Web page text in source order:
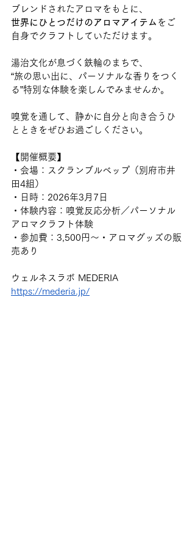
ブレンドされたアロマをもとに、
世界にひとつだけのアロマアイテム をご
自身でクラフトしていただけます。
湯治文化が息づく鉄輪のまちで、
“旅の思い出に、パーソナルな香りをつく
る”特別な体験を楽しんでみませんか。
嗅覚を通して、静かに自分と向き合うひ
とときをぜひお過ごしください。
【開催概要】
・会場：スクランブルベップ（別府市井
田4組）
・日時：2026年3月7日
・体験内容：嗅覚反応分析／パーソナル
アロマクラフト体験
・参加費：3,500円〜・アロマグッズの販
売あり
ウェルネスラボ MEDERIA
https://mederia.jp/